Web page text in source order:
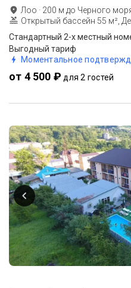
Лоо · 200 м до Черного
Открытый бассейн 55 м²,
Стандартный 2-х местный
Выгодный тариф
Моментальное
от 4 500 ₽ для 2 гостей